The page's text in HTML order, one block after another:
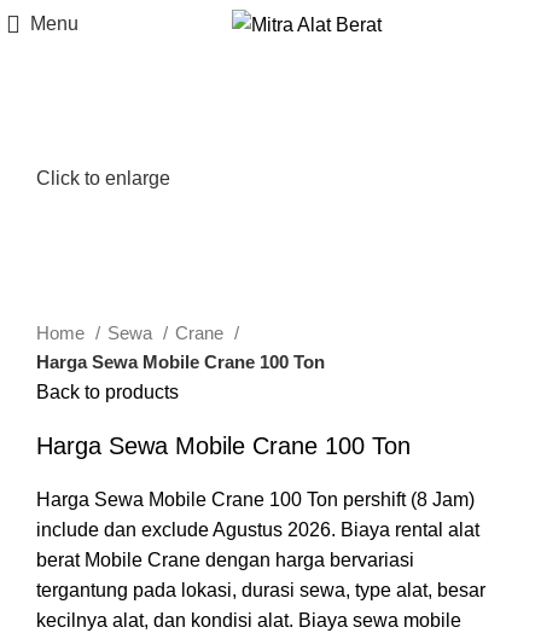
Menu
Click to enlarge
Home Sewa
Crane
Harga Sewa Mobile Crane 100 Ton
Back to products
Harga Sewa Mobile Crane 100 Ton
Harga Sewa Mobile Crane 100 Ton pershift (8 Jam)
include dan exclude Agustus 2026. Biaya rental alat
berat Mobile Crane dengan harga bervariasi
tergantung pada lokasi, durasi sewa, type alat, besar
kecilnya alat, dan kondisi alat. Biaya sewa mobile